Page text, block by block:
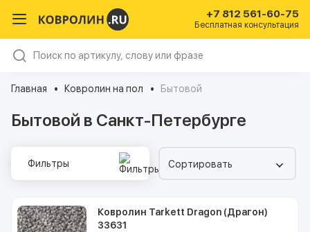
+7 812 561-60-75
Бесплатная консультация
Главная Ковролин на пол Бытовой
Бытовой в Санкт-Петербурге
Фильтры Сортировать
Ковролин Tarkett Dragon (Драгон)
33631